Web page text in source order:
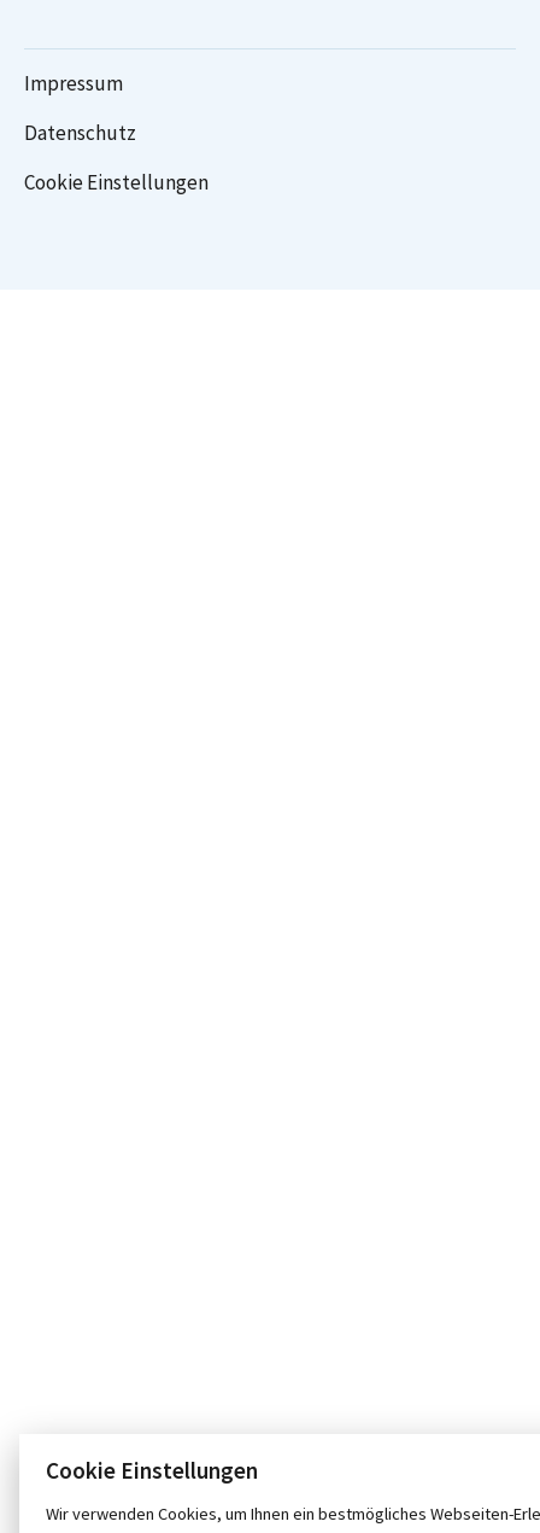
Impressum
Datenschutz
Cookie Einstellungen
Cookie Einstellungen
Wir verwenden Cookies, um Ihnen ein bestmögliches Webseiten-